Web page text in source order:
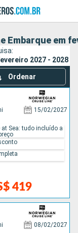
Embarque em
2027 - 2028
Ordenar
15/02/2027
419
at Sea: tudo incluído a
08/02/2027